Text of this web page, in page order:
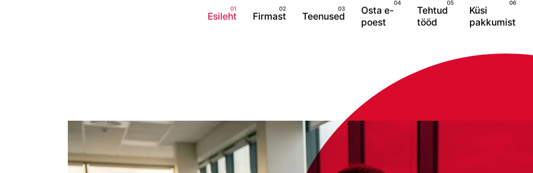
Esileht Firmast Teenused
Osta e-
poest
Tehtud
tööd
Küsi
pakkumist